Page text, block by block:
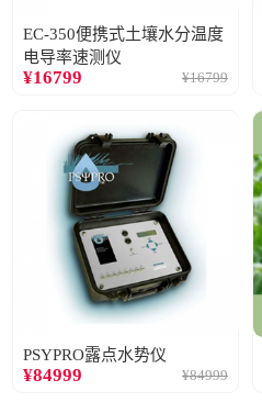
EC-350便携式土壤水分温度
电导率速测仪
¥16799 ¥16799
PSYPRO露点水势仪
¥84999 ¥84999